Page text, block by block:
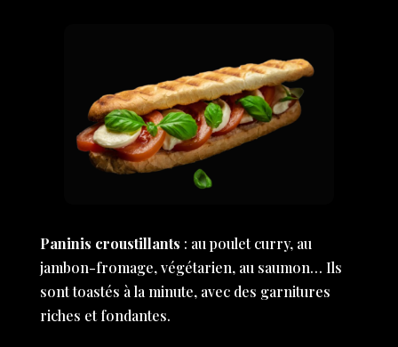
Paninis croustillants : au poulet curry, au
jambon-fromage, végétarien, au saumon… Ils
sont toastés à la minute, avec des garnitures
riches et fondantes.